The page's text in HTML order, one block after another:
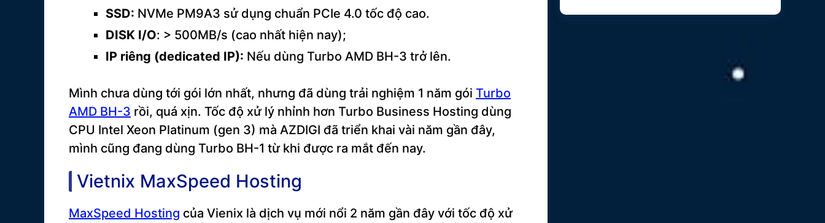
SSD: NVMe PM9A3 sử dụng chuẩn PCIe 4.0 tốc độ cao.
DISK I/O: > 500MB/s (cao nhất hiện nay);
IP riêng (dedicated IP): Nếu dùng Turbo AMD BH-3 trở lên.
Mình chưa dùng tới gói lớn nhất, nhưng đã dùng trải nghiệm 1 năm gói Turbo
AMD BH-3 rồi, quá xịn. Tốc độ xử lý nhỉnh hơn Turbo Business Hosting dùng
CPU Intel Xeon Platinum (gen 3) mà AZDIGI đã triển khai vài năm gần đây,
mình cũng đang dùng Turbo BH-1 từ khi được ra mắt đến nay.
Vietnix MaxSpeed Hosting
MaxSpeed Hosting của Vienix là dịch vụ mới nổi 2 năm gần đây với tốc độ xử